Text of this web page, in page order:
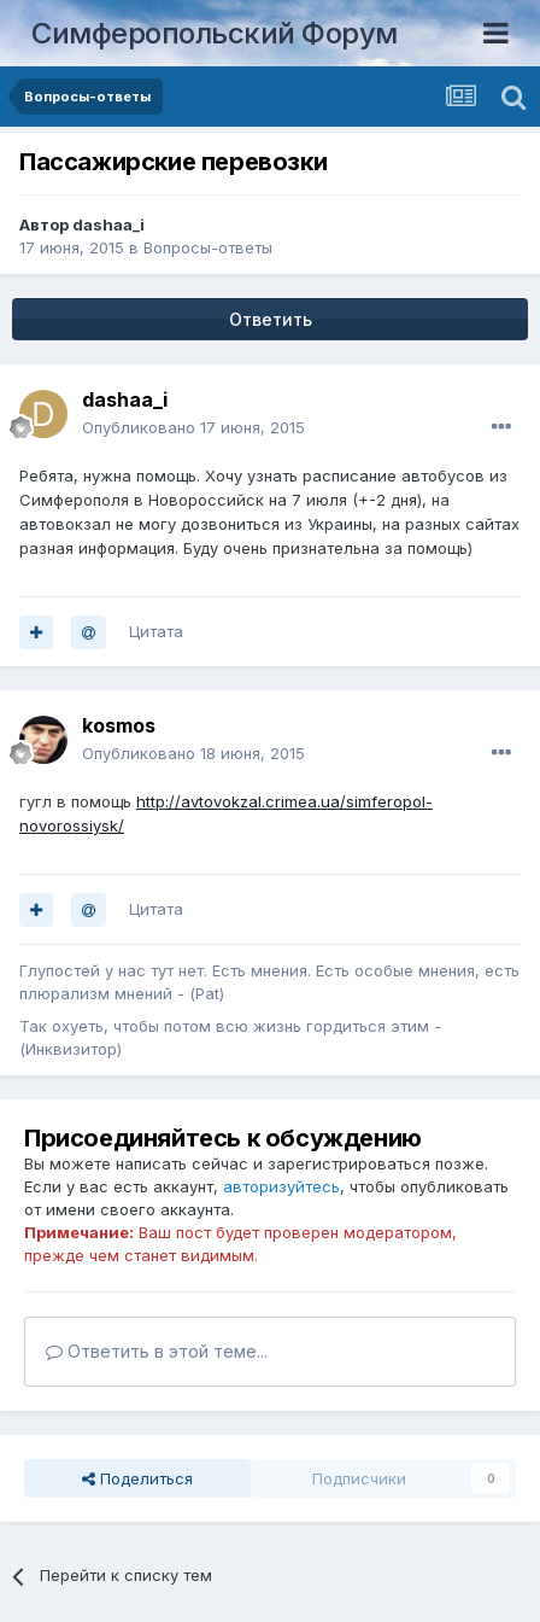
Симферопольский Форум
Вопросы-ответы
Пассажирские перевозки
Автор dashaa_i
17 июня, 2015 в Вопросы-ответы
Ответить
dashaa_i
Опубликовано 17 июня, 2015
Ребята, нужна помощь. Хочу узнать расписание автобусов из
Симферополя в Новороссийск на 7 июля (+-2 дня), на
автовокзал не могу дозвониться из Украины, на разных сайтах
разная информация. Буду очень признательна за помощь)
Цитата
kosmos
Опубликовано 18 июня, 2015
гугл в помощь http://avtovokzal.crimea.ua/simferopol-
novorossiysk/
Цитата
Глупостей у нас тут нет. Есть мнения. Есть особые мнения, есть
плюрализм мнений - (Pat)
Так охуеть, чтобы потом всю жизнь гордиться этим -
(Инквизитор)
Присоединяйтесь к обсуждению
Вы можете написать сейчас и зарегистрироваться позже.
Если у вас есть аккаунт, авторизуйтесь, чтобы опубликовать
от имени своего аккаунта.
Примечание: Ваш пост будет проверен модератором,
прежде чем станет видимым.
Ответить в этой теме...
Поделиться Подписчики 0
Перейти к списку тем